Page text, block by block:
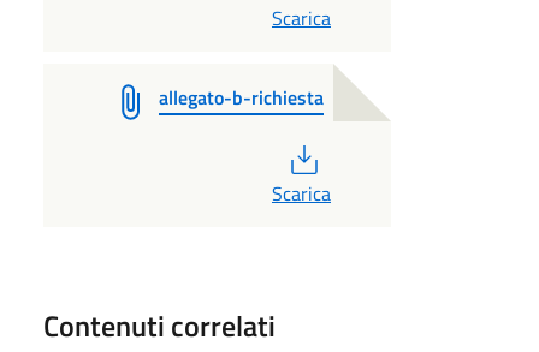
Scarica
allegato-b-richiesta
Scarica
Contenuti correlati